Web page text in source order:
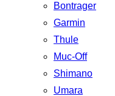
Bontrager
Garmin
Thule
Muc-Off
Shimano
Umara